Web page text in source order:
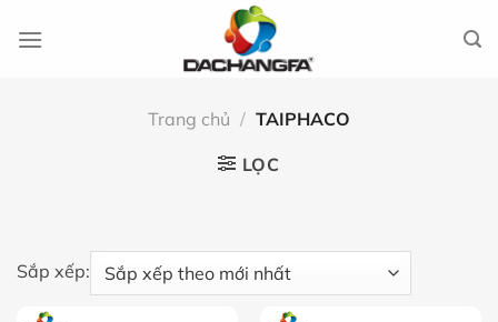
đến
Trang chủ / TAIPHACO
LỌC
Sắp xếp: